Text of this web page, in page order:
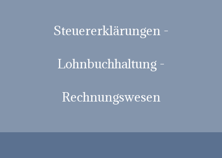
Steuererklärungen -
Lohnbuchhaltung -
Rechnungswesen